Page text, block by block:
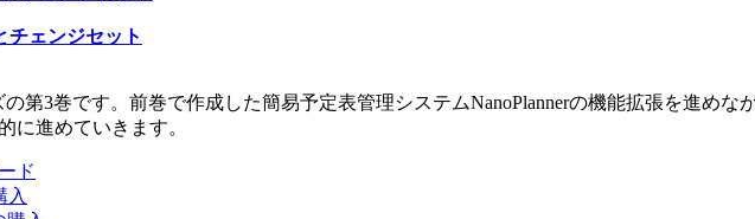
ェンジセット
第3巻です。前巻で作成した簡易予定表管理システムNanoPlannerの機能拡張を進め
に進めていきます。
ド
入